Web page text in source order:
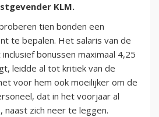
KLM.
tien bonden een
te bepalen. Het salaris van de
bonussen maximaal 4,25
leidde al tot kritiek van de
voor hem ook moeilijker om de
dat in het voorjaar al
naast zich neer te leggen.